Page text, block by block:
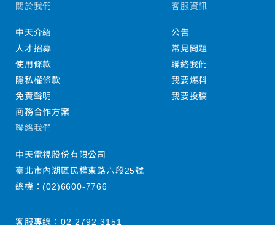
關於我們
中天介紹
人才招募
使用條款
隱私權條款
免責聲明
商務合作方案
客服資訊
公告
常見問題
聯絡我們
我要爆料
我要投稿
聯絡我們
中天電視股份有限公司
臺北市內湖區民權東路六段25號
總機：(02)6600-7766
客服專線： 02-2792-3151